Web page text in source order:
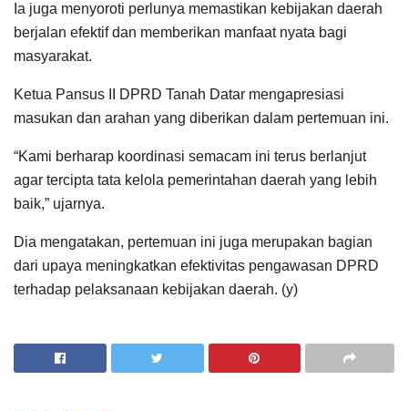
Ia juga menyoroti perlunya memastikan kebijakan daerah
berjalan efektif dan memberikan manfaat nyata bagi
masyarakat.
Ketua Pansus II DPRD Tanah Datar mengapresiasi
masukan dan arahan yang diberikan dalam pertemuan ini.
“Kami berharap koordinasi semacam ini terus berlanjut
agar tercipta tata kelola pemerintahan daerah yang lebih
baik,” ujarnya.
Dia mengatakan, pertemuan ini juga merupakan bagian
dari upaya meningkatkan efektivitas pengawasan DPRD
terhadap pelaksanaan kebijakan daerah. (y)